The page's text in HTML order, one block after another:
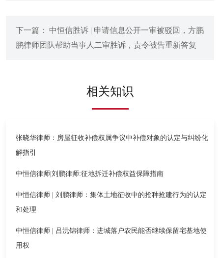
下一篇： 中恒信胜诉 | 申请信息公开一审被驳回，方鹏
鹏律师团队帮助当事人二审胜诉，责令被告重新答复
相关知识
张晓华律师：房屋征收补偿权属争议中补偿对象的认定与纠纷化
解指引
中恒信律师|刘鹏律师:征地拆迁补偿权益保障指南
中恒信律师 | 刘鹏律师：集体土地征收中的抢种抢建行为的认定
和处理
中恒信律师 | 吕沅锦律师：进城落户农民能否继续保留宅基地使
用权